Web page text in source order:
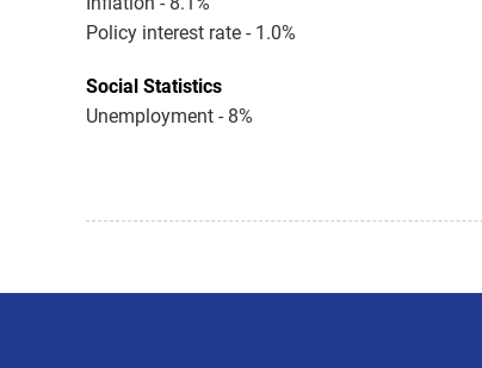
Policy interest rate - 1.0%
Social Statistics
Unemployment - 8%